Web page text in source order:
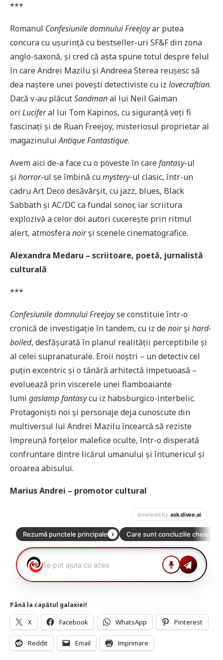
***
Romanul Confesiunile domnului Freejoyar putea
concura cu ușurință cu bestseller-uri SF&F din zona
anglo-saxonă, și cred că asta spune totul despre felul
în care Andrei Mazilu și Andreea Sterea reușesc să
dea naștere unei povești detectiviste cu iz lovecraftian.
Dacă v-au plăcutSandmanal lui Neil Gaiman
ori Luciferal lui Tom Kapinos, cu siguranță veți fi
fascinați și de Ruan Freejoy, misteriosul proprietar al
magazinuluiAntique Fantastique.
Avem aici de-a face cu o poveste în carefantasy-ul
și horror-ul se îmbină cumystery-ul clasic, într-un
cadru Art Deco desăvârșit, cu jazz, blues, Black
Sabbath și AC/DC ca fundal sonor, iar scriitura
explozivă a celor doi autori cucerește prin ritmul
alert, atmosferanoirși scenele cinematografice.
Alexandra Medaru – scriitoare, poetă, jurnalistă
culturală
***
Confesiunile domnului Freejoyse constituie într-o
cronică de investigație în tandem, cu iz denoirși hard-
boiled, desfășurată în planul realității perceptibile și
al celei supranaturale. Eroii noștri – un detectiv cel
puțin excentric și o tânără arhitectă impetuoasă –
evoluează prin viscerele unei flamboaiante
lumi gaslamp fantasycu iz habsburgico-interbelic.
Protagoniști noi și personaje deja cunoscute din
multiversul lui Andrei Mazilu încearcă să reziste
împreună forțelor malefice oculte, într-o disperată
confruntare dintre licărul umanului și întunericul și
oroarea abisului.
Marius Andrei – promotor cultural
Până la capătul galaxiei!
X Facebook WhatsApp Pinterest
Reddit Email Imprimare